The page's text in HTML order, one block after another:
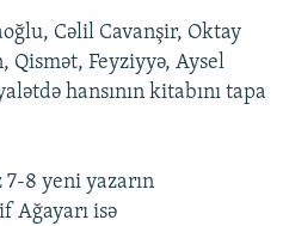
Cəlil Cavanşir, Oktay
Qismət, Feyziyyə, Aysel
hansının kitabını tapa
7-8 yeni yazarın
Ağayarı isə